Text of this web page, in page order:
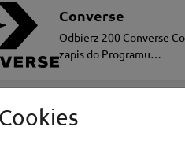
Converse
Odbierz 200 Converse
zapis do Programu
Lojalnościowego
Cookies